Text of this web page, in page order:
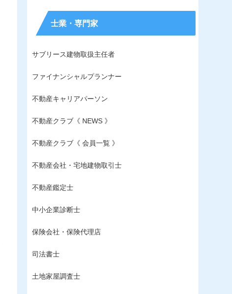
士業・専門家
サブリース建物取扱主任者
ファイナンシャルプランナー
不動産キャリアパーソン
不動産クラブ《 NEWS 》
不動産クラブ《 会員一覧 》
不動産会社・宅地建物取引士
不動産鑑定士
中小企業診断士
保険会社・保険代理店
司法書士
土地家屋調査士